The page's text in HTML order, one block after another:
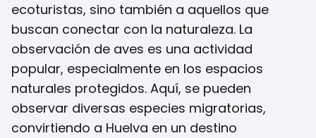
ecoturistas, sino también a aquellos que
buscan conectar con la naturaleza. La
observación de aves es una actividad
popular, especialmente en los espacios
naturales protegidos. Aquí, se pueden
observar diversas especies migratorias,
convirtiendo a Huelva en un destino